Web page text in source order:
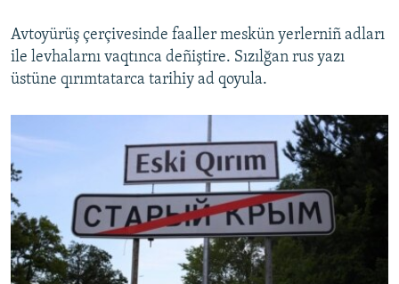
Avtoyürüş çerçivesinde faaller meskün yerlerniñ adları
ile levhalarnı vaqtınca deñiştire. Sızılğan rus yazı
üstüne qırımtatarca tarihiy ad qoyula.